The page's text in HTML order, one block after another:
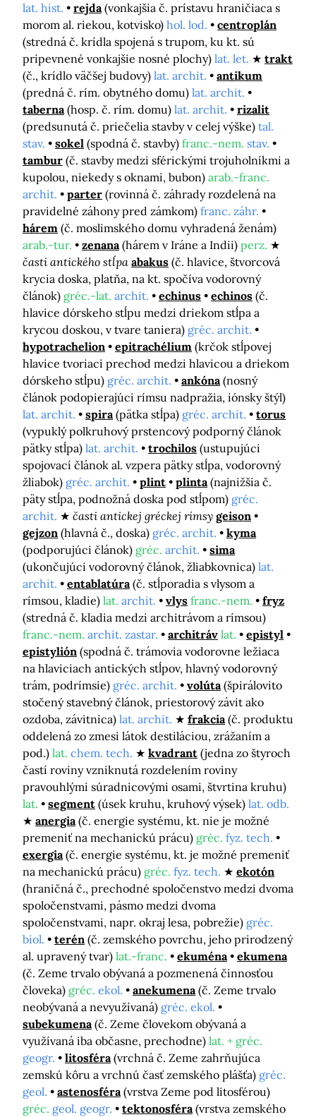
lat. hist.
rejda (vonkajšia č. prístavu hraničiaca s
morom al. riekou, kotvisko) hol. lod.
centroplán
(stredná č. krídla spojená s trupom, ku kt. sú
pripevnené vonkajšie nosné plochy) lat. let.
trakt
(č., krídlo väčšej budovy) lat. archit.
antikum
(predná č. rím. obytného domu) lat. archit.
taberna (hosp. č. rím. domu) lat. archit.
rizalit
(predsunutá č. priečelia stavby v celej výške) tal.
stav.
sokel (spodná č. stavby) franc.-nem. stav.
tambur (č. stavby medzi sférickými trojuholníkmi a
kupolou, niekedy s oknami, bubon) arab.-franc.
archit.
parter (rovinná č. záhrady rozdelená na
pravidelné záhony pred zámkom) franc. záhr.
hárem (č. moslimského domu vyhradená ženám)
arab.-tur.
zenana (hárem v Iráne a Indii) perz.
časti antického stĺpa abakus (č. hlavice, štvorcová
krycia doska, platňa, na kt. spočíva vodorovný
článok) gréc.-lat. archit. echinus echinos (č.
hlavice dórskeho stĺpu medzi driekom stĺpa a
krycou doskou, v tvare taniera) gréc. archit.
hypotrachelion
epitrachélium (krčok stĺpovej
hlavice tvoriaci prechod medzi hlavicou a driekom
dórskeho stĺpu) gréc. archit. ankóna (nosný
článok podopierajúci rímsu nadpražia, iónsky štýl)
lat. archit.
spira (pätka stĺpa) gréc. archit.
torus
(vypuklý polkruhový prstencový podporný článok
pätky stĺpa) lat. archit. trochilos (ustupujúci
spojovací článok al. vzpera pätky stĺpa, vodorovný
žliabok) gréc. archit. plint plinta (najnižšia č.
päty stĺpa, podnožná doska pod stĺpom) gréc.
archit.
časti antickej gréckej rímsy geison
gejzon (hlavná č., doska) gréc. archit.
kyma
(podporujúci článok) gréc. archit.
sima
(ukončujúci vodorovný článok, žliabkovnica) lat.
archit.
entablatúra (č. stĺporadia s vlysom a
rímsou, kladie) lat. archit. vlys franc.-nem.
fryz
(stredná č. kladia medzi architrávom a rímsou)
franc.-nem. archit. zastar. architráv lat.
epistyl
epistylión (spodná č. trámovia vodorovne ležiaca
na hlaviciach antických stĺpov, hlavný vodorovný
trám, podrímsie) gréc. archit. volúta (špirálovito
stočený stavebný článok, priestorový závit ako
ozdoba, závitnica) lat. archit. frakcia (č. produktu
oddelená zo zmesi látok destiláciou, zrážaním a
pod.) lat. chem. tech. kvadrant (jedna zo štyroch
častí roviny vzniknutá rozdelením roviny
pravouhlými súradnicovými osami, štvrtina kruhu)
lat.
segment (úsek kruhu, kruhový výsek) lat. odb.
anergia (č. energie systému, kt. nie je možné
premeniť na mechanickú prácu) gréc. fyz. tech.
exergia (č. energie systému, kt. je možné premeniť
na mechanickú prácu) gréc. fyz. tech.
ekotón
(hraničná č., prechodné spoločenstvo medzi dvoma
spoločenstvami, pásmo medzi dvoma
spoločenstvami, napr. okraj lesa, pobrežie) gréc.
biol.
terén (č. zemského povrchu, jeho prirodzený
al. upravený tvar) lat.-franc. ekuména
ekumena
(č. Zeme trvalo obývaná a pozmenená činnosťou
človeka) gréc. ekol. anekumena (č. Zeme trvalo
neobývaná a nevyužívaná) gréc. ekol.
subekumena (č. Zeme človekom obývaná a
využívaná iba občasne, prechodne) lat. + gréc.
geogr.
litosféra (vrchná č. Zeme zahrňujúca
zemskú kôru a vrchnú časť zemského plášťa) gréc.
geol.
astenosféra (vrstva Zeme pod litosférou)
gréc. geol. geogr. tektonosféra (vrstva zemského